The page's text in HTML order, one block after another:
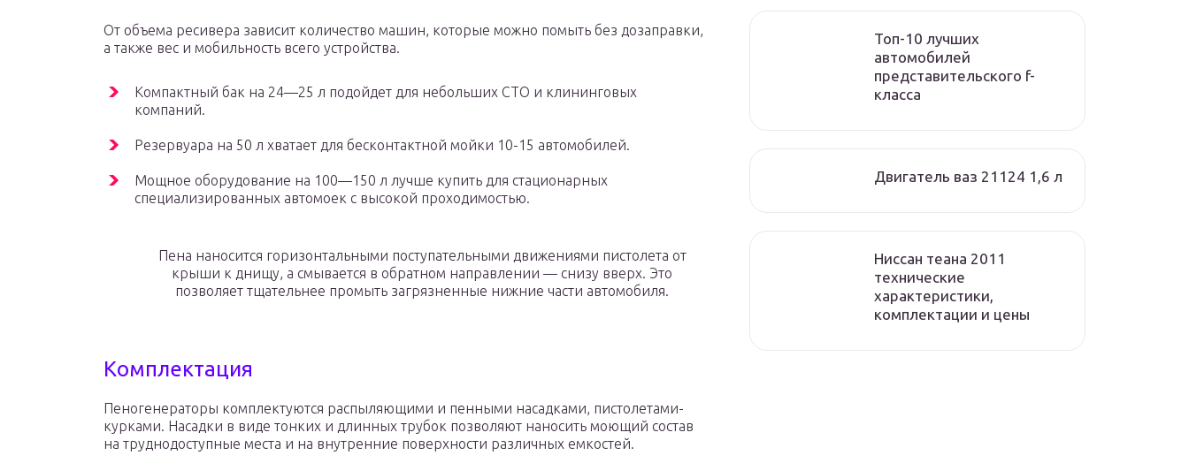
От объема ресивера зависит количество машин, которые можно помыть без дозаправки,
а также вес и мобильность всего устройства.
Компактный бак на 24—25 л подойдет для небольших СТО и клининговых
компаний.
Резервуара на 50 л хватает для бесконтактной мойки 10-15 автомобилей.
Мощное оборудование на 100—150 л лучше купить для стационарных
специализированных автомоек с высокой проходимостью.
Пена наносится горизонтальными поступательными движениями пистолета от
крыши к днищу, а смывается в обратном направлении — снизу вверх. Это
позволяет тщательнее промыть загрязненные нижние части автомобиля.
Комплектация
Пеногенераторы комплектуются распыляющими и пенными насадками, пистолетами-
курками. Насадки в виде тонких и длинных трубок позволяют наносить моющий состав
на труднодоступные места и на внутренние поверхности различных емкостей.
Топ-10 лучших
автомобилей
представительского f-
класса
Двигатель ваз 21124 1,6 л
Ниссан теана 2011
технические
характеристики,
комплектации и цены